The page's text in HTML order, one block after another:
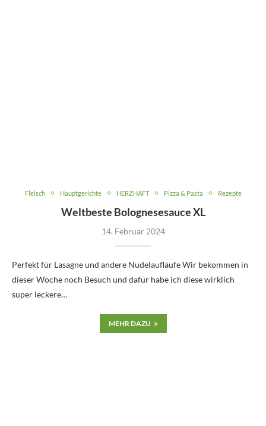
Fleisch Hauptgerichte HERZHAFT Pizza & Pasta Rezepte
Weltbeste Bolognesesauce XL
14. Februar 2024
Perfekt für Lasagne und andere Nudelaufläufe Wir bekommen in
dieser Woche noch Besuch und dafür habe ich diese wirklich
super leckere…
MEHR DAZU